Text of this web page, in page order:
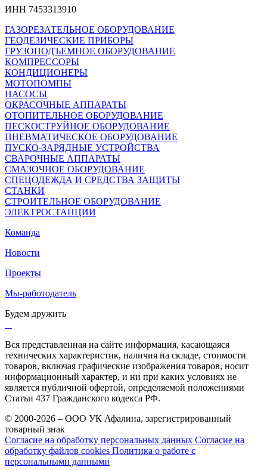
ИНН 7453313910
ГАЗОРЕЗАТЕЛЬНОЕ ОБОРУДОВАНИЕ
ГЕОДЕЗИЧЕСКИЕ ПРИБОРЫ
ГРУЗОПОДЪЕМНОЕ ОБОРУДОВАНИЕ
КОМПРЕССОРЫ
КОНДИЦИОНЕРЫ
МОТОПОМПЫ
НАСОСЫ
ОКРАСОЧНЫЕ АППАРАТЫ
ОТОПИТЕЛЬНОЕ ОБОРУДОВАНИЕ
ПЕСКОСТРУЙНОЕ ОБОРУДОВАНИЕ
ПНЕВМАТИЧЕСКОЕ ОБОРУДОВАНИЕ
ПУСКО-ЗАРЯДНЫЕ УСТРОЙСТВА
СВАРОЧНЫЕ АППАРАТЫ
СМАЗОЧНОЕ ОБОРУДОВАНИЕ
СПЕЦОДЕЖДА И СРЕДСТВА ЗАЩИТЫ
СТАНКИ
СТРОИТЕЛЬНОЕ ОБОРУДОВАНИЕ
ЭЛЕКТРОСТАНЦИИ
Команда
Новости
Проекты
Мы-работодатель
Будем дружить
Вся представленная на сайте информация, касающаяся
технических характеристик, наличия на складе, стоимости
товаров, включая графические изображения товаров, носит
информационный характер, и ни при каких условиях не
является публичной офертой, определяемой положениями
Статьи 437 Гражданского кодекса РФ.
© 2000-2026 – ООО УК Афалина, зарегистрированный
товарный знак
Согласие на обработку персональных данных Согласие на
обработку файлов cookies Политика о работе с
персональными данными